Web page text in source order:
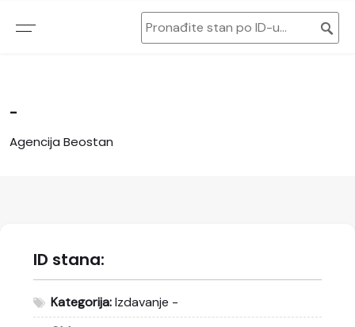
-
Agencija Beostan
ID stana:
Kategorija:Izdavanje -